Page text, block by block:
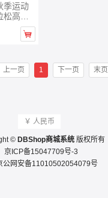
季运动
高考
减震耐
推荐 4

上一页 1 下一页 末页
￥ 人民币
© DBShop商城系统 版权所有
京ICP备15047709号-3
网安备11010502054079号